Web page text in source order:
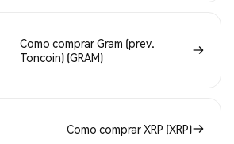
Como comprar Gram (prev.
Toncoin) (GRAM)
Como comprar XRP (XRP)